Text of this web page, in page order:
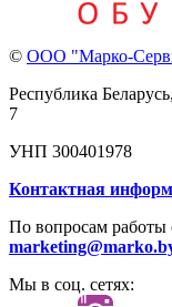
© ООО "Марко-
Республика
7
УНП 300401978
Контактная
По вопросам работы
Мы в соц. сетях: